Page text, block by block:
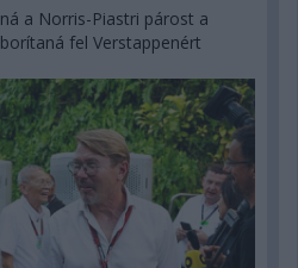
a Norris-Piastri párost a
fel Verstappenért